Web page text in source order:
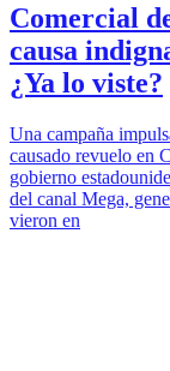
Comercial
causa
¿Ya lo viste?
Una campaña
causado revuelo en
gobierno
del canal Mega,
vieron en